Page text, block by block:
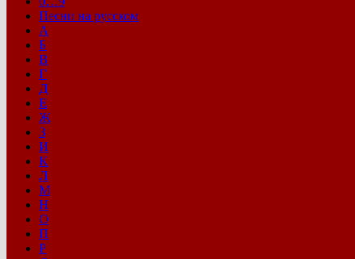
Песни на русском
А
Б
В
Г
Д
Е
Ж
З
И
К
Л
М
Н
О
П
Р